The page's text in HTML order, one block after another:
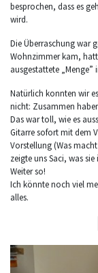
besprochen, dass es
wird.
Die Überraschung war
Wohnzimmer kam,
ausgestattete
Natürlich konnten wir
nicht: Zusammen
Das war toll, wie es
Gitarre sofort mit dem
Vorstellung (Was
zeigte uns Saci, was
Weiter so!
Ich könnte noch viel
alles.